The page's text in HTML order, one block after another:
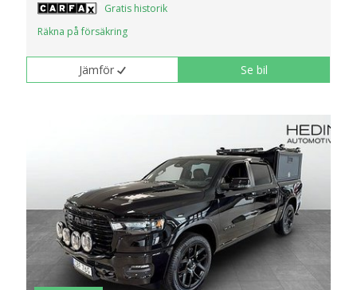
Gratis historik
Räkna på försäkring
Jämför Se bil